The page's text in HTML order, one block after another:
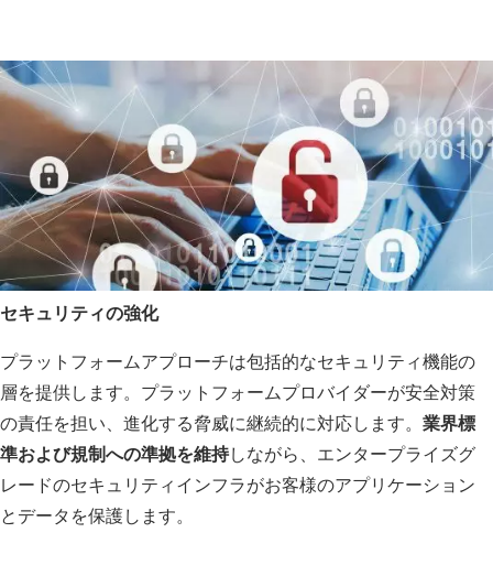
セキュリティの強化
プラットフォームアプローチは包括的なセキュリティ機能の
層を提供します。プラットフォームプロバイダーが安全対策
の責任を担い、進化する脅威に継続的に対応します。 業界標
準および規制への準拠を維持しながら、エンタープライズグ
レードのセキュリティインフラがお客様のアプリケーション
とデータを保護します。